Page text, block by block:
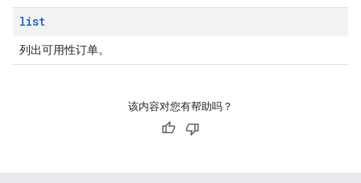
list
列出可用性订单。
该内容对您有帮助吗？